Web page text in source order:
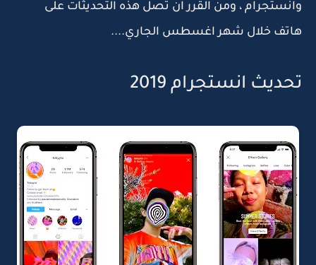
وانستجرام ، ومن القرر ان تصل هذه التحديثات على
هاتف خلال شهر اغسطس الجاري....
تحديث انستجرام 2019